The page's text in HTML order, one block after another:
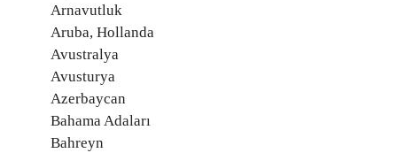
Arnavutluk
Aruba, Hollanda
Avustralya
Avusturya
Azerbaycan
Bahama Adaları
Bahreyn